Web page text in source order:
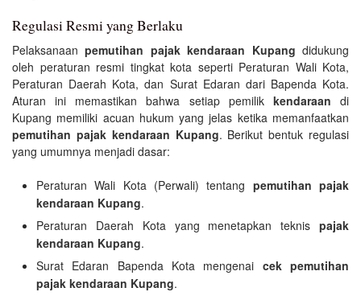
Regulasi Resmi yang Berlaku
Pelaksanaanpemutihan pajak kendaraan Kupang didukung
oleh peraturan resmi tingkat kota seperti Peraturan Wali Kota,
Peraturan Daerah Kota, dan Surat Edaran dari Bapenda Kota.
Aturan ini memastikan bahwa setiap pemilik kendaraan di
Kupang memiliki acuan hukum yang jelas ketika memanfaatkan
pemutihan pajak kendaraan Kupang. Berikut bentuk regulasi
yang umumnya menjadi dasar:
Peraturan Wali Kota (Perwali) tentang pemutihan pajak
kendaraan Kupang.
Peraturan Daerah Kota yang menetapkan teknis pajak
kendaraan Kupang.
Surat Edaran Bapenda Kota mengenai cek pemutihan
pajak kendaraan Kupang.